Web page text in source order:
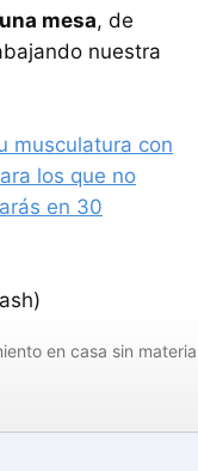
mesa, de
nuestra
musculatura con
los que no
en 30
en casa sin